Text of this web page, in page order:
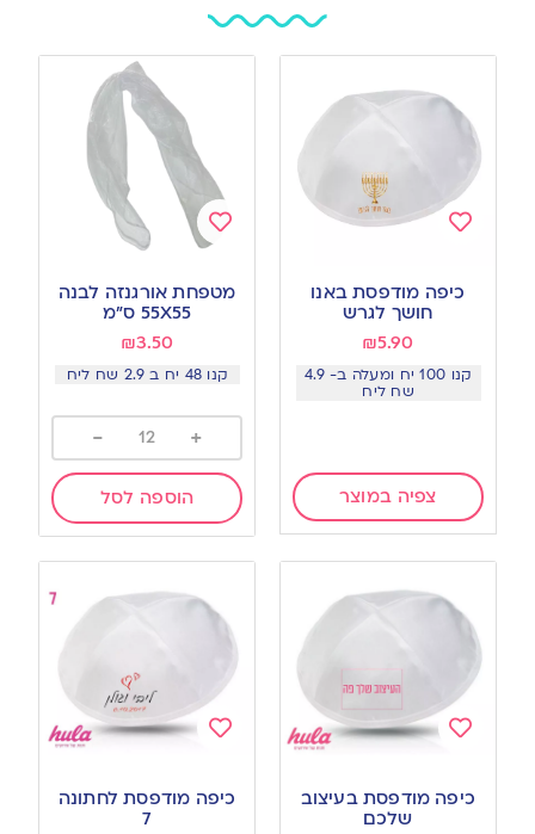
to
wishlist
כיפה מודפסת באנו
חושך לגרש
₪5.90
קנו 100 יח ומעלה ב- 4.9
שח ליח
צפיה במוצר
to
wishlist
מטפחת אורגנזה לבנה
55X55 ס”מ
₪3.50
קנו 48 יח ב 2.9 שח ליח
+
-
הוספה לסל
to
wishlist
כיפה מודפסת בעיצוב
שלכם
to
wishlist
כיפה מודפסת לחתונה
7